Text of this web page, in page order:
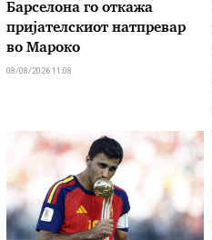
Барселона го откажа
пријателскиот натпревар
во Мароко
08/08/2026 11:08